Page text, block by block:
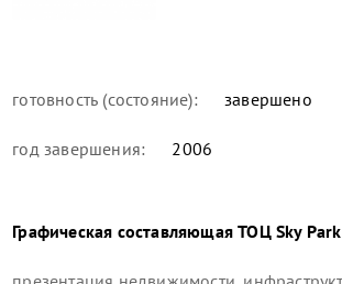
готовность (состояние): завершено
год завершения: 2006
Графическая составляющая ТОЦ Sky Park